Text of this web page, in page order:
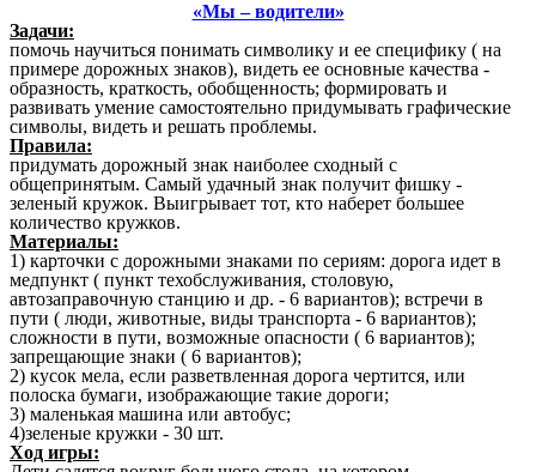
«Мы – водители»
Задачи:
помочь научиться понимать символику и ее специфику ( на
примере дорожных знаков), видеть ее основные качества -
образность, краткость, обобщенность; формировать и
развивать умение самостоятельно придумывать графические
символы, видеть и решать проблемы.
Правила:
придумать дорожный знак наиболее сходный с
общепринятым. Самый удачный знак получит фишку -
зеленый кружок. Выигрывает тот, кто наберет большее
количество кружков.
Материалы:
1) карточки с дорожными знаками по сериям: дорога идет в
медпункт ( пункт техобслуживания, столовую,
автозаправочную станцию и др. - 6 вариантов); встречи в
пути ( люди, животные, виды транспорта - 6 вариантов);
сложности в пути, возможные опасности ( 6 вариантов);
запрещающие знаки ( 6 вариантов);
2) кусок мела, если разветвленная дорога чертится, или
полоска бумаги, изображающие такие дороги;
3) маленькая машина или автобус;
4)зеленые кружки - 30 шт.
Ход игры: